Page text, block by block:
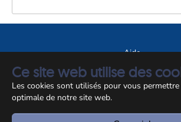
Ce site web utilise des
Les cookies sont utilisés pour vous
optimale de notre site web.
Aide
A propos du site
Notice légale
© CCSS 2026